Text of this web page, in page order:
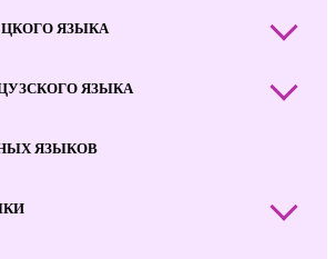
ЯЗЫКА
ЯЗЫКА
ЯЗЫКОВ